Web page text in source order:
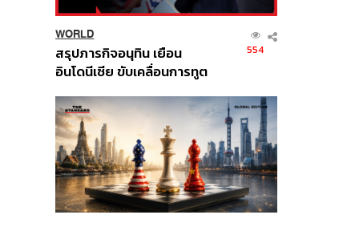
WORLD
สรุปภารกิจอนุทิน เยือน
อินโดนีเซีย ขับเคลื่อนการทูต
ส่วนยุทธศาสตร์ไทย –
อินโดนีเซีย
554